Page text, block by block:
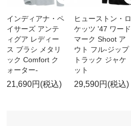
インディアナ・ペ
イサーズ アンテ
ィグア レディー
ス ブラシ メタリ
ック Comfort ク
ォーター-
21,690円(税込)
ヒューストン・ロ
ケッツ '47 ワード
マーク Shoot ア
ウト フル-ジップ
トラック ジャケ
ット
29,590円(税込)